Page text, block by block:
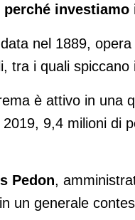
perché
nel 1889,
tra i quali
è attivo in una
9,4 milioni di
Pedon,
un generale